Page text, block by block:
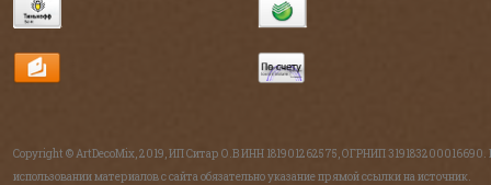
Copyright © ArtDecoMix, 2019, ИП Ситар О.В ИНН 181901262575, ОГРНИП 319183200016690.
использовании материалов с сайта обязательно указание прямой ссылки на источник.